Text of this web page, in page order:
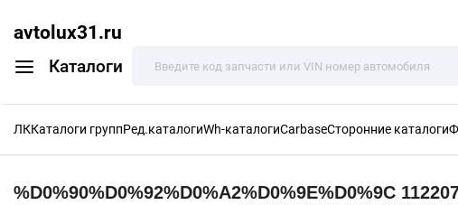
avtolux31.ru
Каталоги
ЛККаталоги группРед.каталогиWh-каталогиCarbaseСторонние каталоги
%D0%90%D0%92%D0%A2%D0%9E%D0%9C